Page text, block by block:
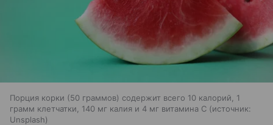
Порция корки (50 граммов) содержит всего 10 калорий, 1
грамм клетчатки, 140 мг калия и 4 мг витамина С
источник:
Unsplash